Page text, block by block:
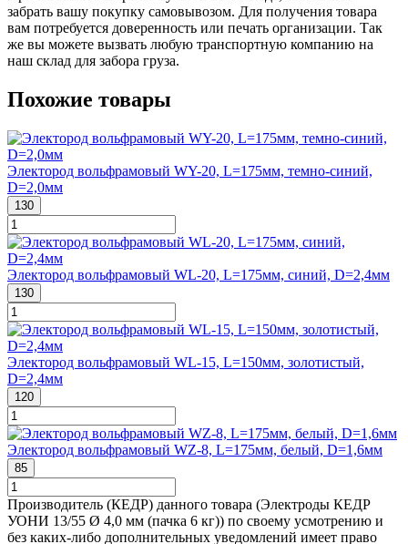
забрать вашу покупку самовывозом. Для получения товара
вам потребуется доверенность или печать организации. Так
же вы можете вызвать любую транспортную компанию на
наш склад для забора груза.
Похожие товары
Электород вольфрамовый WY-20, L=175мм, темно-синий,
D=2,0мм
130
Электород вольфрамовый WL-20, L=175мм, синий, D=2,4мм
130
Электород вольфрамовый WL-15, L=150мм, золотистый,
D=2,4мм
120
Электород вольфрамовый WZ-8, L=175мм, белый, D=1,6мм
85
Производитель (КЕДР) данного товара (Электроды КЕДР
УОНИ 13/55 Ø 4,0 мм (пачка 6 кг)) по своему усмотрению и
без каких-либо дополнительных уведомлений имеет право